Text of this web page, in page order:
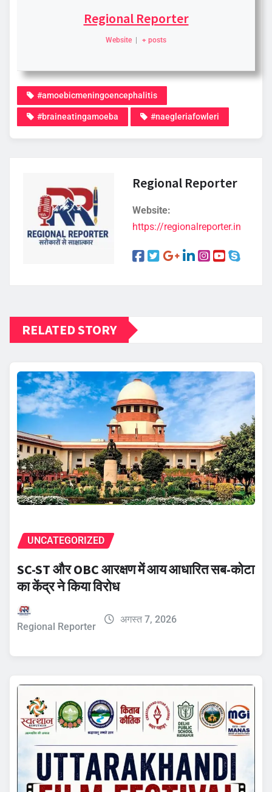
Regional Reporter
Website + posts
#amoebicmeningoencephalitis
#braineatingamoeba #naegleriafowleri
Regional Reporter
Website:
https://regionalreporter.in
RELATED STORY
UNCATEGORIZED
SC-ST और OBC आरक्षण में आय आधारित सब-कोटा
का केंद्र ने किया विरोध
Regional Reporter
अगस्त 7, 2026